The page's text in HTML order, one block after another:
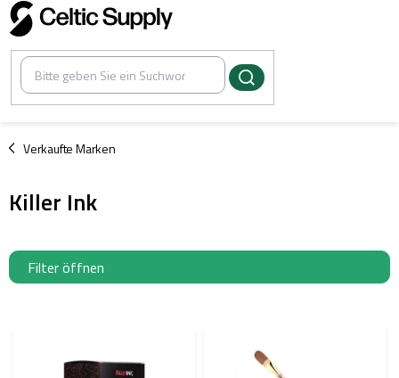
Zum
Inhalt
springen
Verkaufte Marken
/
Killer Ink
Filter öffnen